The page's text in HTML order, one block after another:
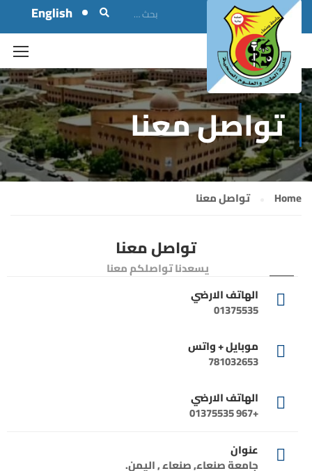
English
تواصل معنا
Home تواصل معنا
تواصل معنا
يسعدنا تواصلكم معنا
الهاتف الارضي
01375535
موبايل + واتس
781032653
الهاتف الارضي
+967 01375535
عنوان
جامعة صنعاء, صنعاء , اليمن.